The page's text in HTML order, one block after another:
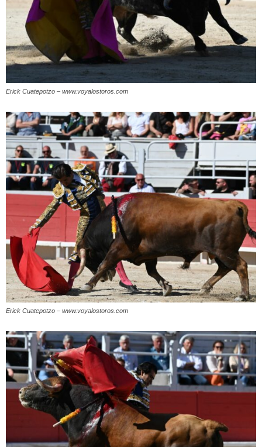
Erick Cuatepotzo – www.voyalostoros.com
Erick Cuatepotzo – www.voyalostoros.com